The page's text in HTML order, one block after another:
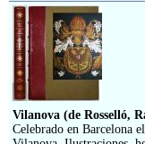
Aktuelle Kataloge
Kontakt
Ankauf
Links
Impressum
Vilanova (de Rosselló,
Celebrado en Barcelona